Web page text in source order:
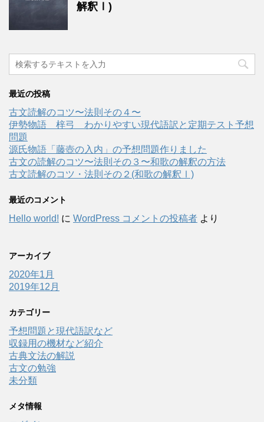
解釈Ⅰ)
最近の投稿
古文読解のコツ〜法則その４〜
伊勢物語 梓弓 わかりやすい現代語訳と定期テスト予想
問題
源氏物語「藤壺の入内」の予想問題作りました
古文の読解のコツ〜法則その３〜和歌の解釈の方法
古文読解のコツ・法則その２(和歌の解釈Ⅰ)
最近のコメント
Hello world! に WordPress コメントの投稿者 より
アーカイブ
2020年1月
2019年12月
カテゴリー
予想問題と現代語訳など
収録用の機材など紹介
古典文法の解説
古文の勉強
未分類
メタ情報